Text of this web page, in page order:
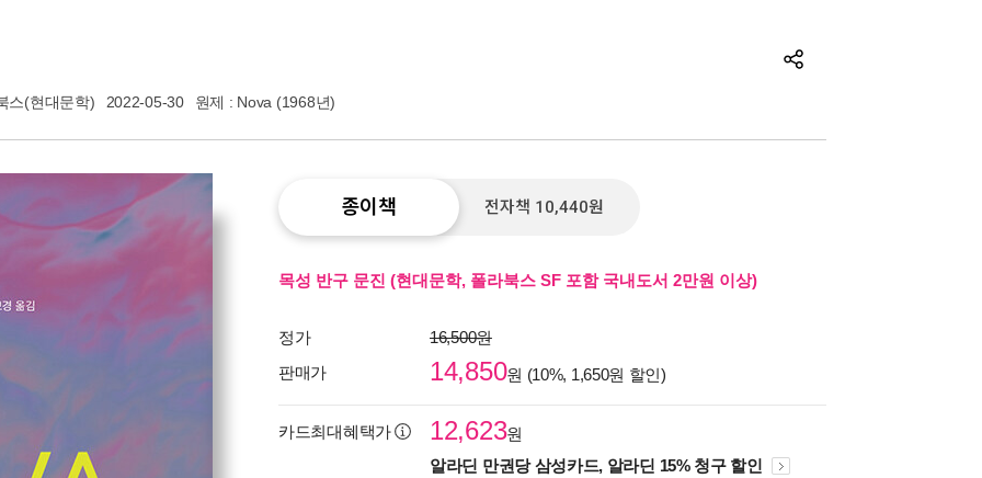
스(현대문학) 2022-05-30 원제 : Nova (1968년)
종이책 전자책 10,440원
목성 반구 문진 (현대문학, 폴라북스 SF 포함 국내도서 2만원 이상)
정가
16,500원
판매가
14,850원 (10%, 1,650원 할인)
카드최대혜택가 12,623원
알라딘 만권당 삼성카드, 알라딘 15% 청구 할인